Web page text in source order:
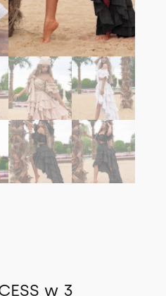
w 3